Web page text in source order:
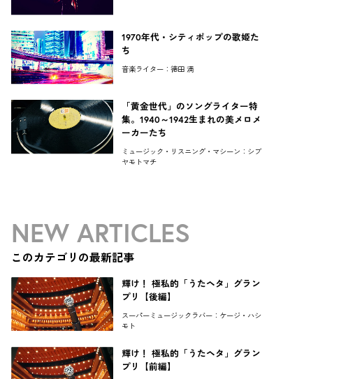
1970年代・シティポップの歌姫た
ち
音楽ライター：徳田 満
「黄金世代」のソングライター特
集。1940～1942生まれの美メロメ
ーカーたち
ミュージック・リスニング・マシーン：シブ
ヤモトマチ
NEW ARTICLES
このカテゴリの最新記事
輝け！ 極私的「うたヘタ」グラン
プリ【後編】
スーパーミュージックラバー：ケージ・ハシ
モト
輝け！ 極私的「うたヘタ」グラン
プリ【前編】